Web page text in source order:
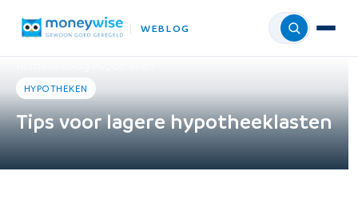
WEBLOG Menu
HYPOTHEKEN
Tips voor lagere hypotheeklasten